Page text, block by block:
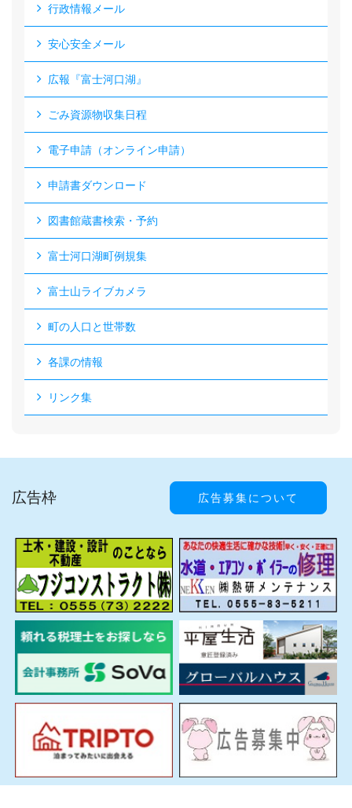
行政情報メール
安心安全メール
広報『富士河口湖』
ごみ資源物収集日程
電子申請（オンライン申請）
申請書ダウンロード
図書館蔵書検索・予約
富士河口湖町例規集
富士山ライブカメラ
町の人口と世帯数
各課の情報
リンク集
広告枠 広告募集について